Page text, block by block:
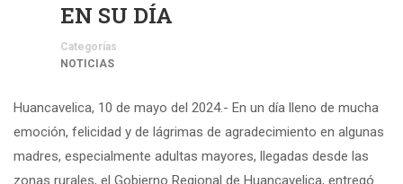
EN SU DÍA
Categorías
NOTICIAS
Huancavelica, 10 de mayo del 2024.- En un día lleno de mucha
emoción, felicidad y de lágrimas de agradecimiento en algunas
madres, especialmente adultas mayores, llegadas desde las
zonas rurales, el Gobierno Regional de Huancavelica, entregó